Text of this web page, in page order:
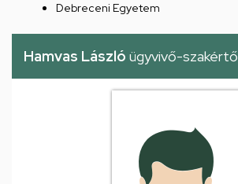
Debreceni Egyetem
Hamvas László ügyvivő-szakértő